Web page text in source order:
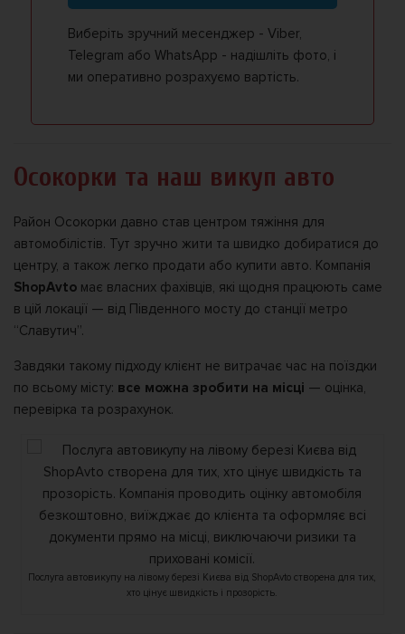
Виберіть зручний месенджер - Viber,
Telegram або WhatsApp - надішліть фото, і
ми оперативно розрахуємо вартість.
Осокорки та наш викуп авто
Район Осокорки давно став центром тяжіння для
автомобілістів. Тут зручно жити та швидко добиратися до
центру, а також легко продати або купити авто. Компанія
ShopAvto має власних фахівців, які щодня працюють саме
в цій локації — від Південного мосту до станції метро
“Славутич”.
Завдяки такому підходу клієнт не витрачає час на поїздки
по всьому місту: все можна зробити на місці — оцінка,
перевірка та розрахунок.
Послуга автовикупу на лівому березі Києва від ShopAvto створена для тих,
хто цінує швидкість і прозорість.